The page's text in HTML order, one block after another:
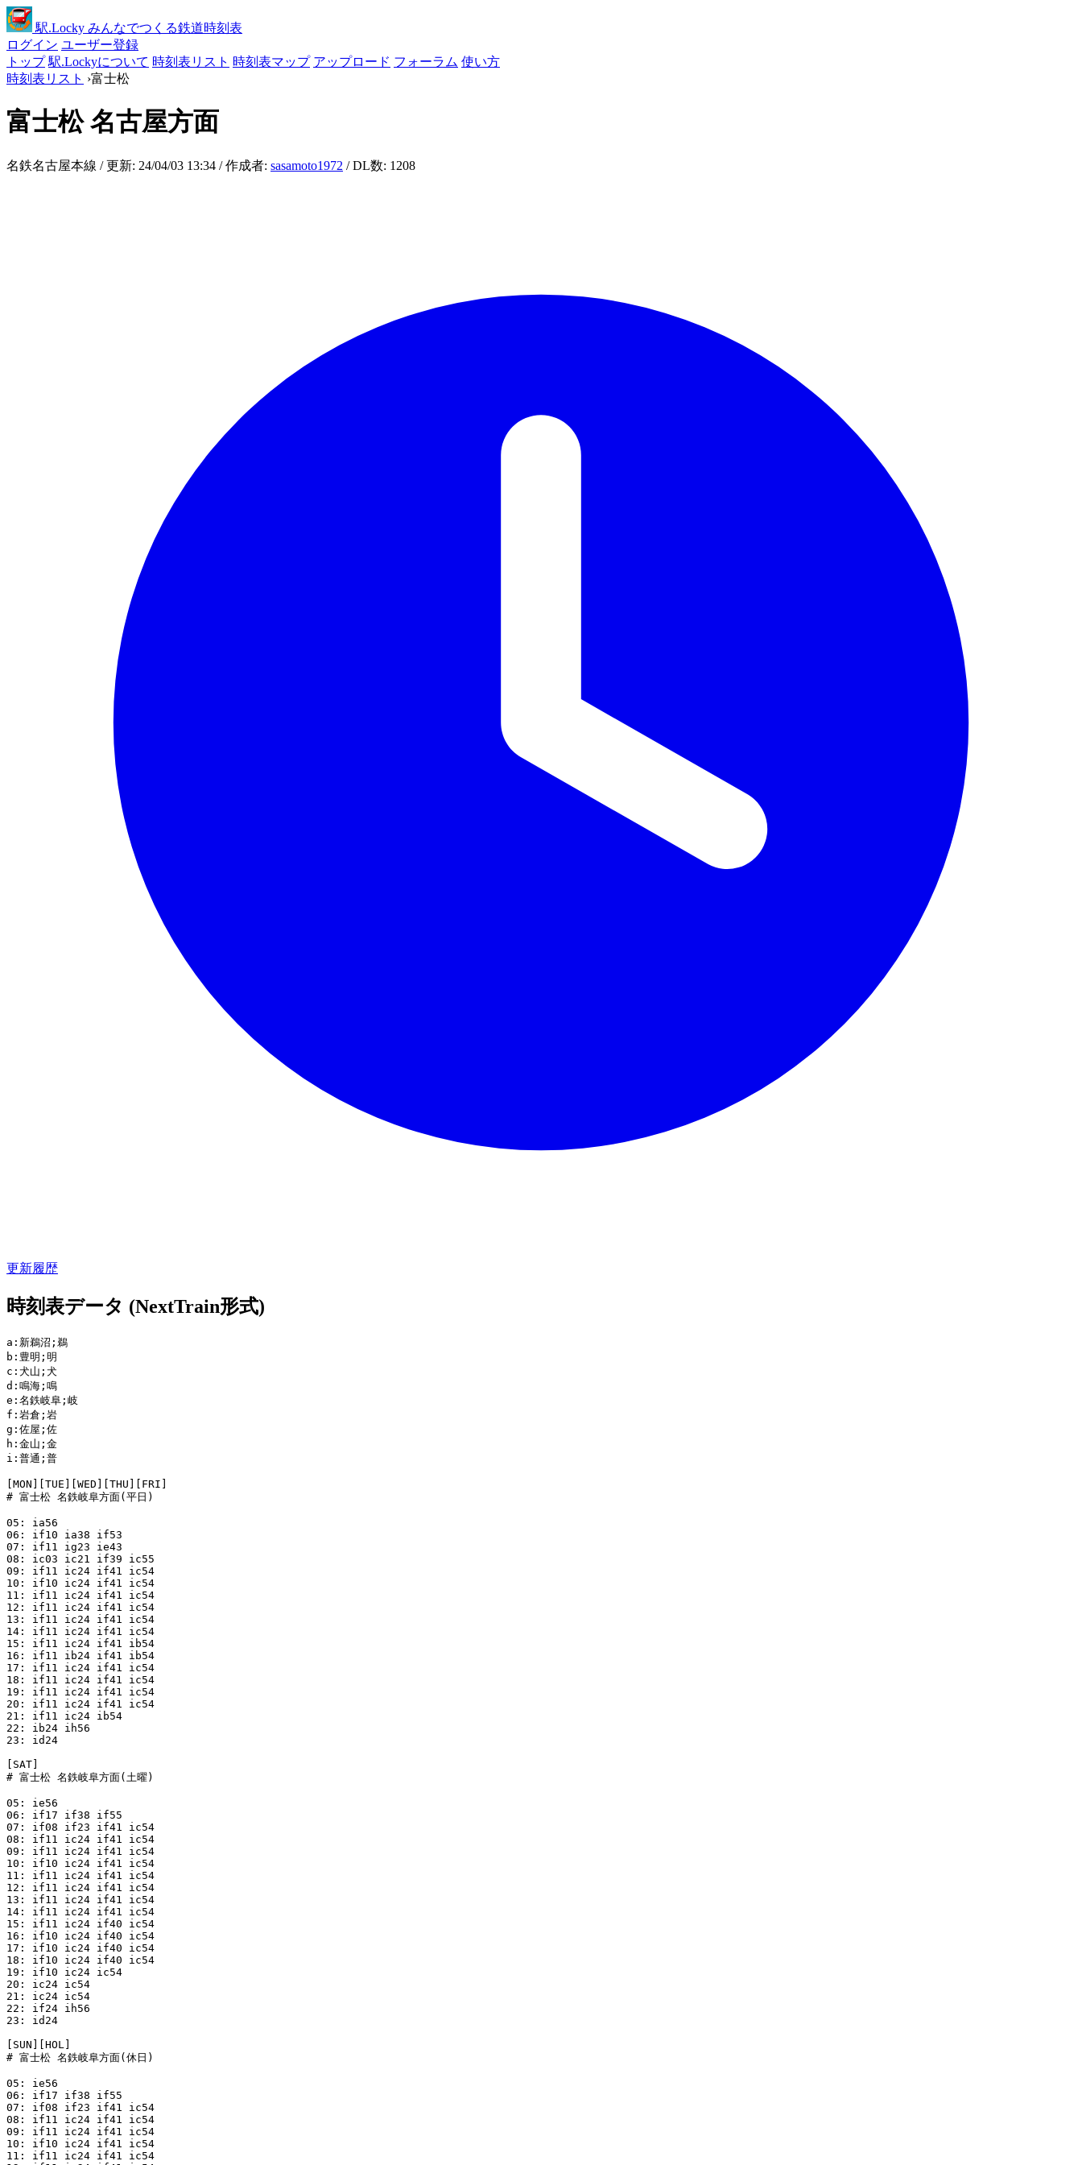
駅.Locky みんなでつくる鉄道時刻表
ログイン ユーザー登録
トップ 駅.Lockyについて 時刻表リスト 時刻表マップ アップロード フォーラム 使い方
時刻表リスト ›富士松
富士松名古屋方面
名鉄名古屋本線 / 更新: 24/04/03 13:34 / 作成者: sasamoto1972 / DL数: 1208
更新履歴
時刻表データ (NextTrain形式)
a:新鵜沼;鵜
b:豊明;明
c:犬山;犬
d:鳴海;鳴
e:名鉄岐阜;岐
f:岩倉;岩
g:佐屋;佐
h:金山;金
i:普通;普
[MON][TUE][WED][THU][FRI]
# 富士松 名鉄岐阜方面(平日)
05: ia56
06: if10 ia38 if53
07: if11 ig23 ie43
08: ic03 ic21 if39 ic55
09: if11 ic24 if41 ic54
10: if10 ic24 if41 ic54
11: if11 ic24 if41 ic54
12: if11 ic24 if41 ic54
13: if11 ic24 if41 ic54
14: if11 ic24 if41 ic54
15: if11 ic24 if41 ib54
16: if11 ib24 if41 ib54
17: if11 ic24 if41 ic54
18: if11 ic24 if41 ic54
19: if11 ic24 if41 ic54
20: if11 ic24 if41 ic54
21: if11 ic24 ib54
22: ib24 ih56
23: id24
[SAT]
# 富士松 名鉄岐阜方面(土曜)
05: ie56
06: if17 if38 if55
07: if08 if23 if41 ic54
08: if11 ic24 if41 ic54
09: if11 ic24 if41 ic54
10: if10 ic24 if41 ic54
11: if11 ic24 if41 ic54
12: if11 ic24 if41 ic54
13: if11 ic24 if41 ic54
14: if11 ic24 if41 ic54
15: if11 ic24 if40 ic54
16: if10 ic24 if40 ic54
17: if10 ic24 if40 ic54
18: if10 ic24 if40 ic54
19: if10 ic24 ic54
20: ic24 ic54
21: ic24 ic54
22: if24 ih56
23: id24
[SUN][HOL]
# 富士松 名鉄岐阜方面(休日)
05: ie56
06: if17 if38 if55
07: if08 if23 if41 ic54
08: if11 ic24 if41 ic54
09: if11 ic24 if41 ic54
10: if10 ic24 if41 ic54
11: if11 ic24 if41 ic54